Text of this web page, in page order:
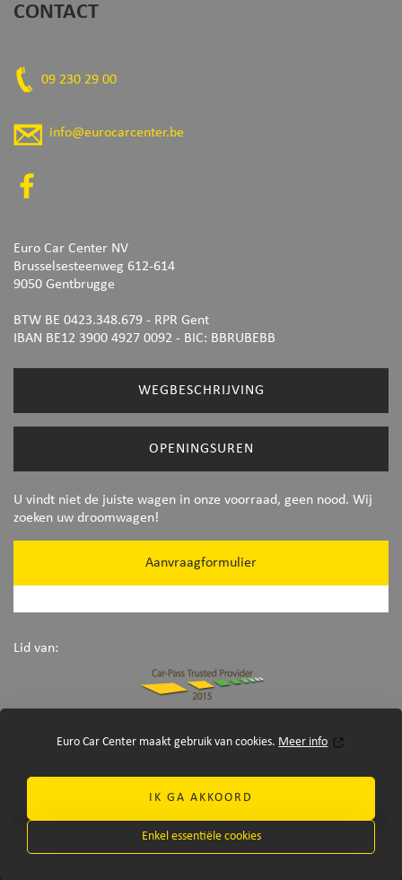
Euro Car Center maakt gebruik van cookies. Meer info
IK GA AKKOORD
Enkel essentiële cookies
CONTACT
09 230 29 00
info@eurocarcenter.be
Euro Car Center NV
Brusselsesteenweg 612-614
9050 Gentbrugge
BTW BE 0423.348.679 - RPR Gent
IBAN BE12 3900 4927 0092 - BIC: BBRUBEBB
WEGBESCHRIJVING
OPENINGSUREN
U vindt niet de juiste wagen in onze voorraad, geen nood. Wij
zoeken uw droomwagen!
Aanvraagformulier
Lid van:
©Euro Car Center 2026 -disclaimer